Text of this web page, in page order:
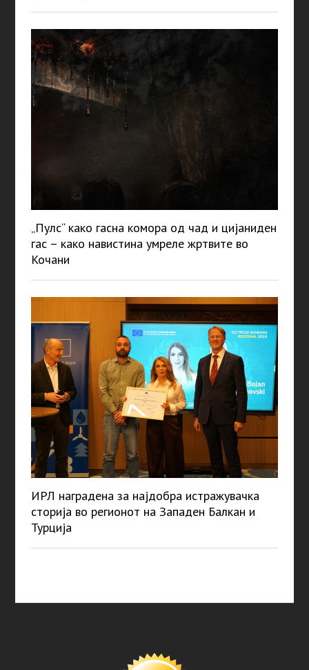
„Пулс“ како гасна комора од чад и цијаниден
гас – како навистина умреле жртвите во
Кочани
ИРЛ наградена за најдобра истражувачка
сторија во регионот на Западен Балкан и
Турција